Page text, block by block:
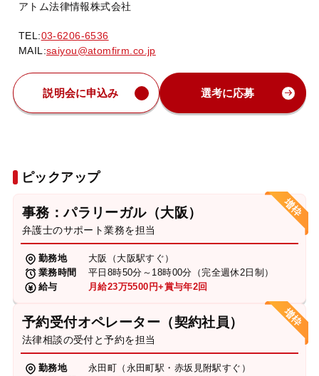
アトム法律情報株式会社
TEL:03-6206-6536
MAIL:saiyou@atomfirm.co.jp
説明会に申込み 選考に応募
ピックアップ
事務：パラリーガル（大阪）
弁護士のサポート業務を担当
勤務地
大阪（大阪駅すぐ）
業務時間
平日8時50分～18時00分（完全週休2日制）
給与
月給23万5500円+賞与年2回
予約受付オペレーター（契約社員）
法律相談の受付と予約を担当
勤務地
永田町（永田町駅・赤坂見附駅すぐ）